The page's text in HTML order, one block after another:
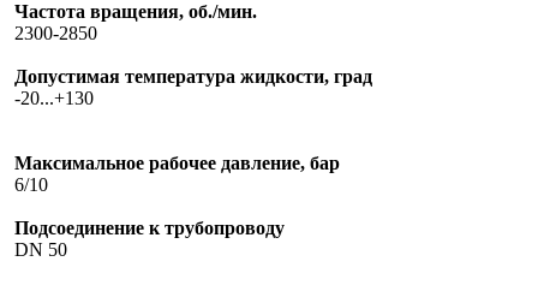
Частота вращения, об./мин.
2300-2850
Допустимая температура жидкости, град
-20...+130
Максимальное рабочее давление, бар
6/10
Подсоединение к трубопроводу
DN 50